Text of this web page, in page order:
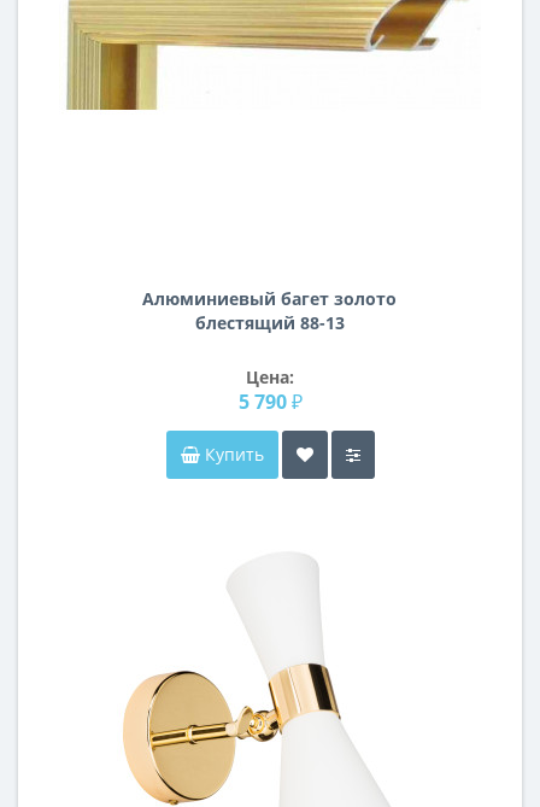
Алюминиевый багет золото
блестящий 88-13
Цена:
5 790 ₽
Купить